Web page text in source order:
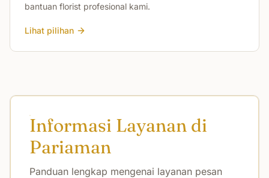
bantuan florist profesional kami.
Lihat pilihan
Informasi Layanan di
Pariaman
Panduan lengkap mengenai layanan pesan